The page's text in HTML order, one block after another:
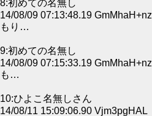
8:初めての名無し
14/08/09 07:13:48.19 GmMhaH+nz
もり…
9:初めての名無し
14/08/09 07:15:33.19 GmMhaH+nz
も…
10:ひよこ名無しさん
14/08/11 15:09:06.90 Vjm3pgHAL